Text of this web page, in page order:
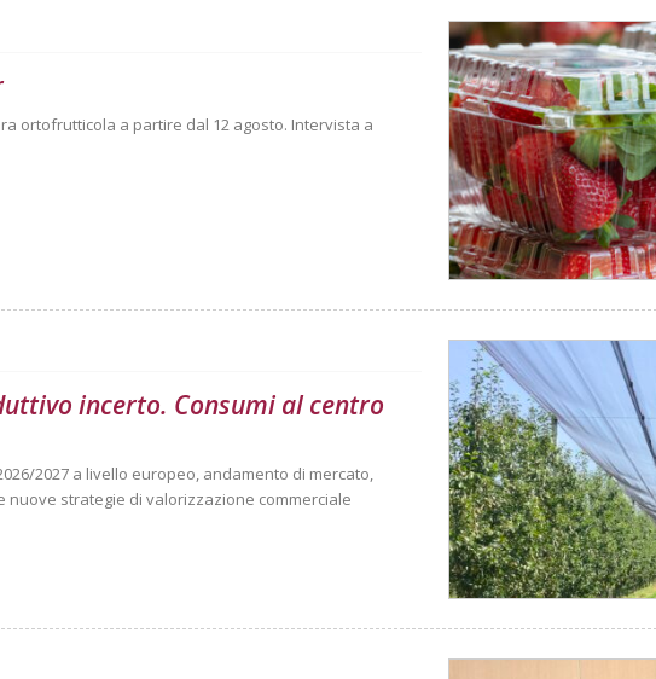
ortofrutticola a partire dal 12 agosto. Intervista a
incerto. Consumi al centro
2027 a livello europeo, andamento di mercato,
strategie di valorizzazione commerciale